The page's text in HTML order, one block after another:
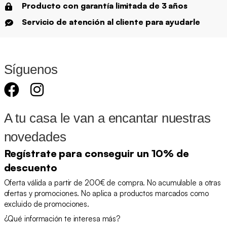
Producto con garantía limitada de 3 años
Servicio de atención al cliente para ayudarle
Síguenos
A tu casa le van a encantar nuestras
novedades
Regístrate para conseguir un 10% de
descuento
Oferta válida a partir de 200€ de compra. No acumulable a otras
ofertas y promociones. No aplica a productos marcados como
excluido de promociones.
¿Qué información te interesa más?